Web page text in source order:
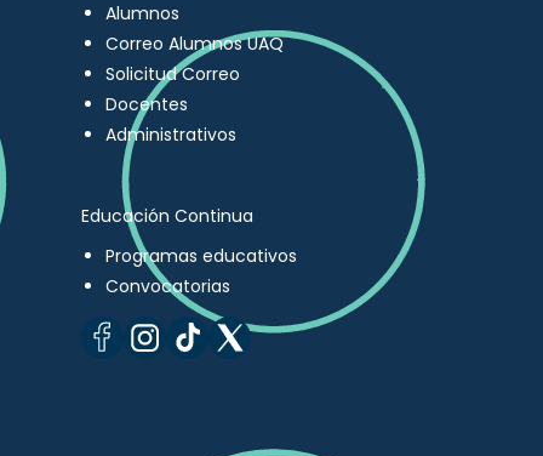
Alumnos
Correo Alumnos UAQ
Solicitud Correo
Docentes
Administrativos
Educación Continua
Programas educativos
Convocatorias